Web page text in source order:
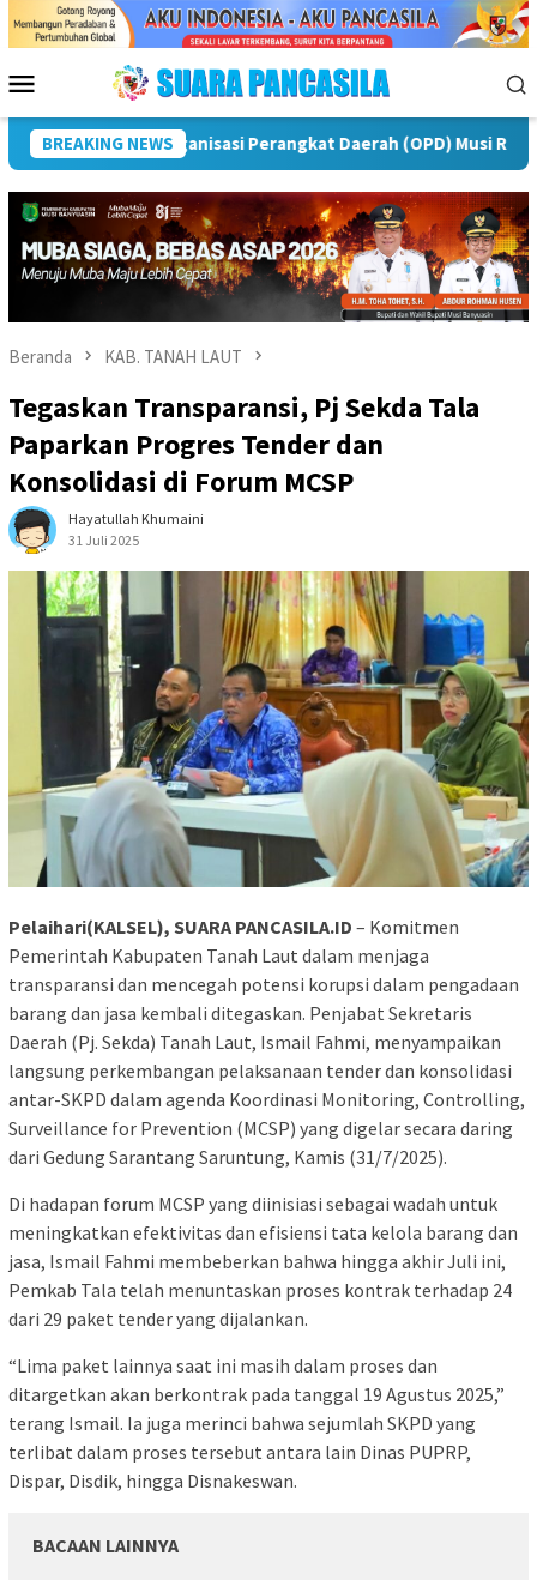
Menu
Mobile
BREAKING NEWS
Puncak Peringatan IPeKB Ke-19, Plt Bupati Rejang
Beranda KAB. TANAH LAUT
Tegaskan Transparansi, Pj Sekda Tala
Paparkan Progres Tender dan
Konsolidasi di Forum MCSP
Hayatullah Khumaini
31 Juli 2025
Pelaihari(KALSEL), SUARA PANCASILA.ID – Komitmen
Pemerintah Kabupaten Tanah Laut dalam menjaga
transparansi dan mencegah potensi korupsi dalam pengadaan
barang dan jasa kembali ditegaskan. Penjabat Sekretaris
Daerah (Pj. Sekda) Tanah Laut, Ismail Fahmi, menyampaikan
langsung perkembangan pelaksanaan tender dan konsolidasi
antar-SKPD dalam agenda Koordinasi Monitoring, Controlling,
Surveillance for Prevention (MCSP) yang digelar secara daring
dari Gedung Sarantang Saruntung, Kamis (31/7/2025).
Di hadapan forum MCSP yang diinisiasi sebagai wadah untuk
meningkatkan efektivitas dan efisiensi tata kelola barang dan
jasa, Ismail Fahmi membeberkan bahwa hingga akhir Juli ini,
Pemkab Tala telah menuntaskan proses kontrak terhadap 24
dari 29 paket tender yang dijalankan.
“Lima paket lainnya saat ini masih dalam proses dan
ditargetkan akan berkontrak pada tanggal 19 Agustus 2025,”
terang Ismail. Ia juga merinci bahwa sejumlah SKPD yang
terlibat dalam proses tersebut antara lain Dinas PUPRP,
Dispar, Disdik, hingga Disnakeswan.
BACAAN LAINNYA